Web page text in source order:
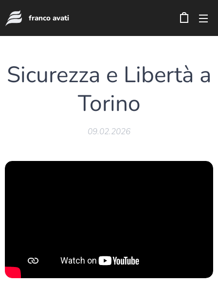
franco avati
Sicurezza e Libertà a
Torino
09.02.2026